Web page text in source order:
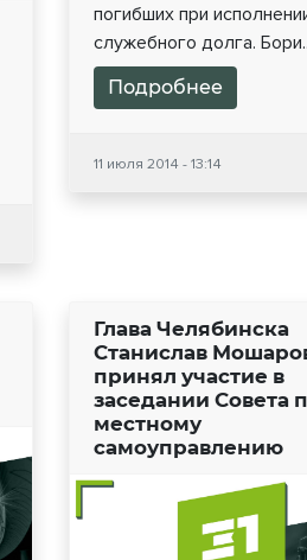
погибших при
служебного долга.
Подробнее
11 июля 2014 - 13:14
Глава Челябинска
Станислав
принял участие в
заседании Совета
местному
самоуправлению